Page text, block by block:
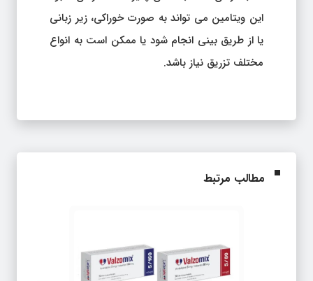
این ویتامین می تواند به صورت خوراکی، زیر زبانی
یا از طریق بینی انجام شود یا ممکن است به انواع
مختلف تزریق نیاز باشد.
مطالب مرتبط